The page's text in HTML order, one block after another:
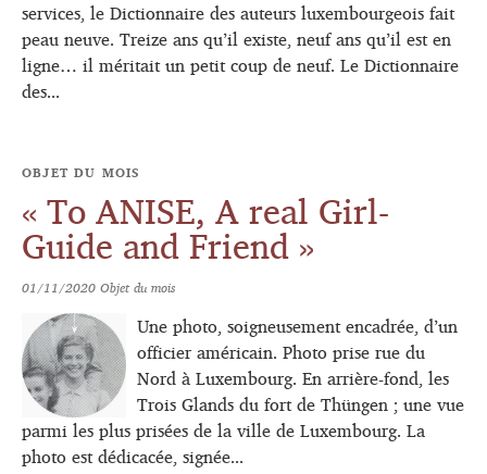
services, le Dictionnaire des auteurs luxembourgeois fait
peau neuve. Treize ans qu’il existe, neuf ans qu’il est en
ligne… il méritait un petit coup de neuf. Le Dictionnaire
des...
OBJET DU MOIS
« To ANISE, A real Girl-
Guide and Friend »
01/11/2020Objet du mois
Une photo, soigneusement encadrée, d’un
officier américain. Photo prise rue du
Nord à Luxembourg. En arrière-fond, les
Trois Glands du fort de Thüngen ; une vue
parmi les plus prisées de la ville de Luxembourg. La
photo est dédicacée, signée...